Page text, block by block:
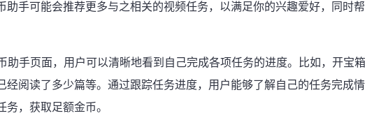
助手可能会推荐更多与之相关的视频任务，以满足你的兴趣爱好，同时
助手页面，用户可以清晰地看到自己完成各项任务的进度。比如，开宝
经阅读了多少篇等。通过跟踪任务进度，用户能够了解自己的任务完成
务，获取足额金币。